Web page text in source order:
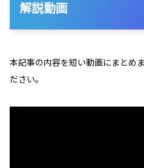
解説動画
本記事の内容を短い動画にまとめ
ださい。